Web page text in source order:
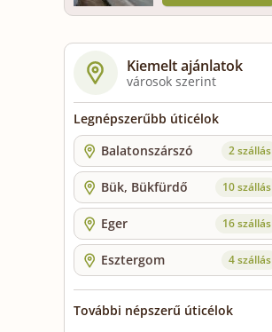
Kiemelt ajánlatok
városok szerint
Legnépszerűbb úticélok
Balatonszárszó
2 szállás
Bük, Bükfürdő 10 szállás
Eger 16 szállás
Esztergom 4 szállás
További népszerű úticélok